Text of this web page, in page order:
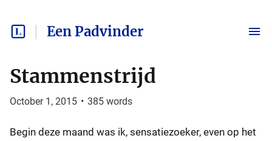
Een Padvinder
Stammenstrijd
October 1, 2015 • 385 words
Begin deze maand was ik, sensatiezoeker, even op het